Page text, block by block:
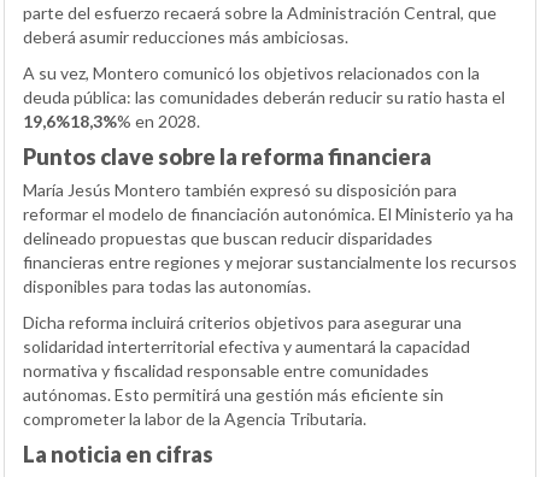
parte del esfuerzo recaerá sobre la Administración Central, que
deberá asumir reducciones más ambiciosas.
A su vez, Montero comunicó los objetivos relacionados con la
deuda pública: las comunidades deberán reducir su ratio hasta el
19,6%18,3%% en 2028.
Puntos clave sobre la reforma financiera
María Jesús Montero también expresó su disposición para
reformar el modelo de financiación autonómica. El Ministerio ya ha
delineado propuestas que buscan reducir disparidades
financieras entre regiones y mejorar sustancialmente los recursos
disponibles para todas las autonomías.
Dicha reforma incluirá criterios objetivos para asegurar una
solidaridad interterritorial efectiva y aumentará la capacidad
normativa y fiscalidad responsable entre comunidades
autónomas. Esto permitirá una gestión más eficiente sin
comprometer la labor de la Agencia Tributaria.
La noticia en cifras